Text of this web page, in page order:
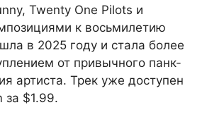
Twenty One Pilots и
к восьмилетию
в 2025 году и стала более
от привычного панк-
артиста. Трек уже доступен
за $1.99.